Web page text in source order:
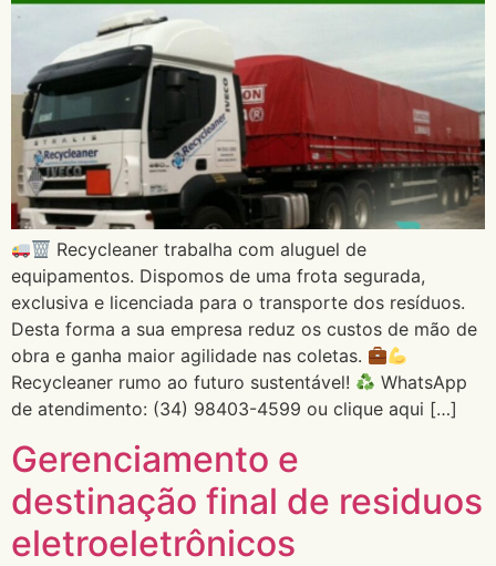
Recycleaner trabalha com aluguel de
equipamentos. Dispomos de uma frota segurada,
exclusiva e licenciada para o transporte dos resíduos.
Desta forma a sua empresa reduz os custos de mão de
obra e ganha maior agilidade nas coletas.
Recycleaner rumo ao futuro sustentável!
WhatsApp
de atendimento: (34) 98403-4599 ou clique aqui […]
Gerenciamento e
destinação final de residuos
eletroeletrônicos